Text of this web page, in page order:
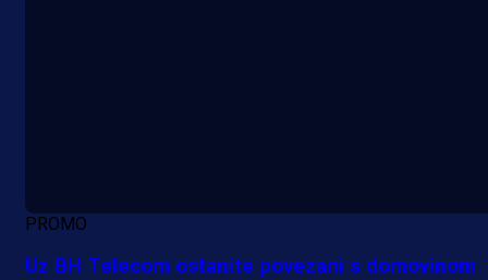
PROMO
Uz BH Telecom ostanite povezani s domovinom